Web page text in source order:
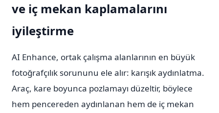
ve iç mekan kaplamalarını
iyileştirme
AI Enhance, ortak çalışma alanlarının en büyük
fotoğrafçılık sorununu ele alır: karışık aydınlatma.
Araç, kare boyunca pozlamayı düzeltir, böylece
hem pencereden aydınlanan hem de iç mekan